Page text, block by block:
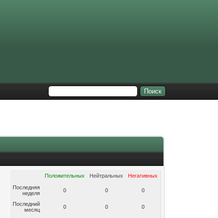
Положительных Нейтральных
Негативных
Последняя
неделя
0 0 0
Последний
месяц
0 0 0